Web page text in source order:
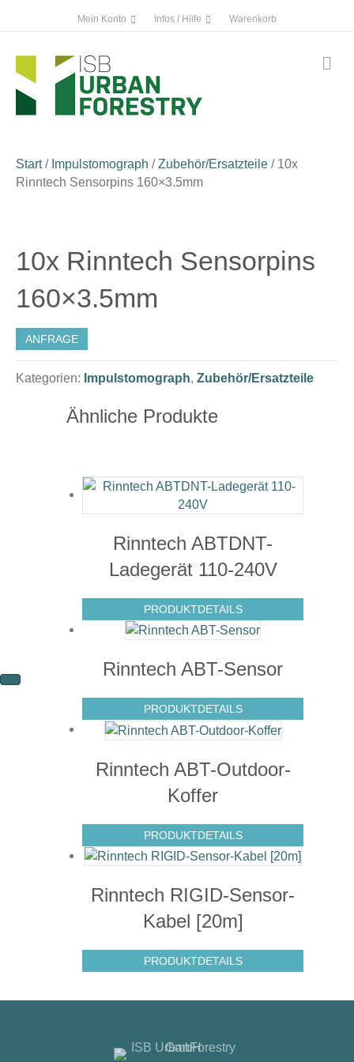
Mein Konto Infos / Hilfe Warenkorb
Start/ Impulstomograph /Zubehör/Ersatzteile / 10x
Rinntech Sensorpins 160×3.5mm
10x Rinntech Sensorpins
160×3.5mm
ANFRAGE
Kategorien: Impulstomograph, Zubehör/Ersatzteile
Ähnliche Produkte
Rinntech ABTDNT-
Ladegerät 110-240V
PRODUKTDETAILS
Rinntech ABT-Sensor
PRODUKTDETAILS
Rinntech ABT-Outdoor-
Koffer
PRODUKTDETAILS
Rinntech RIGID-Sensor-
Kabel [20m]
PRODUKTDETAILS